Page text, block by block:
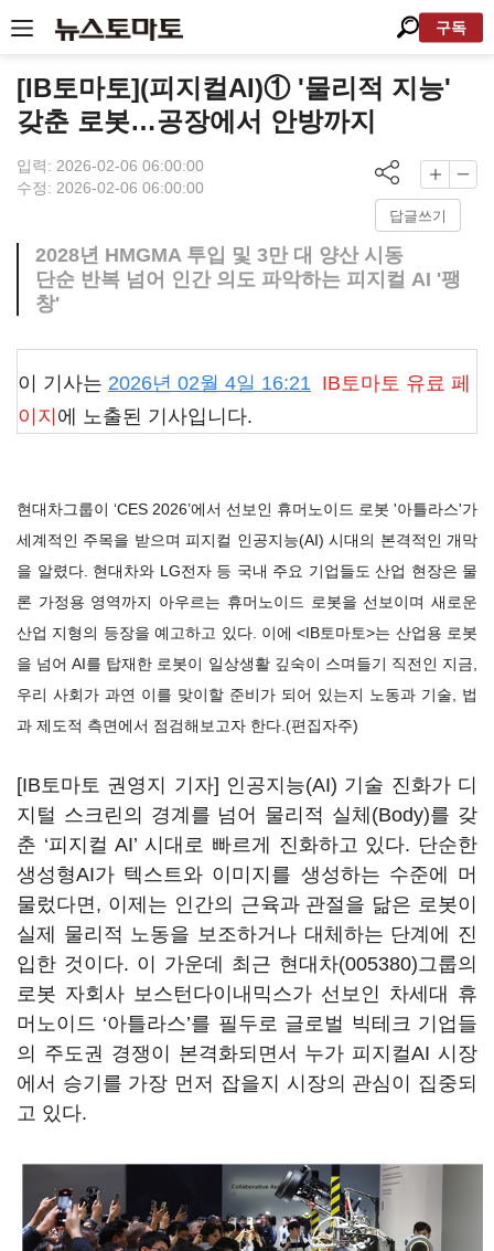
구독
[IB토마토](피지컬AI)① '물리적 지능'
갖춘 로봇…공장에서 안방까지
입력: 2026-02-06 06:00:00
수정: 2026-02-06 06:00:00
답글쓰기
2028년 HMGMA 투입 및 3만 대 양산 시동
단순 반복 넘어 인간 의도 파악하는 피지컬 AI '팽
창'
이 기사는 2026년 02월 4일 16:21 IB토마토 유료 페
이지 에 노출된 기사입니다.
현대차그룹이 ‘CES 2026’에서 선보인 휴머노이드 로봇 '아틀라스'가
세계적인 주목을 받으며 피지컬 인공지능(AI) 시대의 본격적인 개막
을 알렸다. 현대차와 LG전자 등 국내 주요 기업들도 산업 현장은 물
론 가정용 영역까지 아우르는 휴머노이드 로봇을 선보이며 새로운
산업 지형의 등장을 예고하고 있다. 이에 <IB토마토>는 산업용 로봇
을 넘어 AI를 탑재한 로봇이 일상생활 깊숙이 스며들기 직전인 지금,
우리 사회가 과연 이를 맞이할 준비가 되어 있는지 노동과 기술, 법
과 제도적 측면에서 점검해보고자 한다.(편집자주)
[IB토마토 권영지 기자] 인공지능(AI) 기술 진화가 디
지털 스크린의 경계를 넘어 물리적 실체(Body)를 갖
춘 ‘피지컬 AI’ 시대로 빠르게 진화하고 있다. 단순한
생성형AI가 텍스트와 이미지를 생성하는 수준에 머
물렀다면, 이제는 인간의 근육과 관절을 닮은 로봇이
실제 물리적 노동을 보조하거나 대체하는 단계에 진
입한 것이다. 이 가운데 최근 현대차(005380)그룹의
로봇 자회사 보스턴다이내믹스가 선보인 차세대 휴
머노이드 ‘아틀라스’를 필두로 글로벌 빅테크 기업들
의 주도권 경쟁이 본격화되면서 누가 피지컬AI 시장
에서 승기를 가장 먼저 잡을지 시장의 관심이 집중되
고 있다.